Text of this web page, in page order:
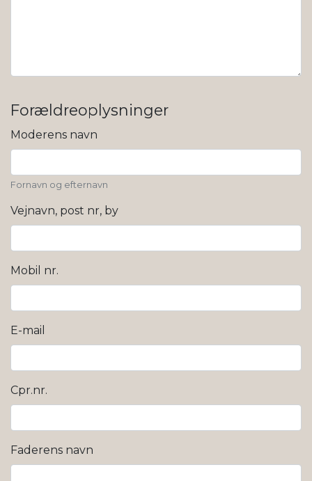
Forældreoplysninger
Moderens navn
Fornavn og efternavn
Vejnavn, post nr, by
Mobil nr.
E-mail
Cpr.nr.
Faderens navn